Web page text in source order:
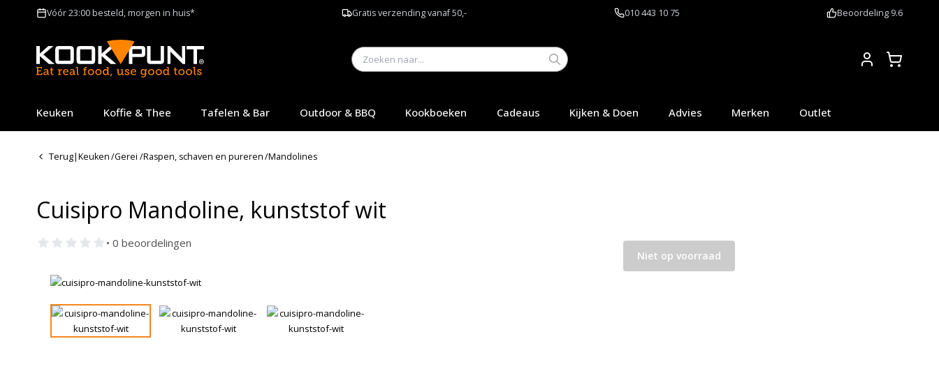
Vóór 23:00 besteld, morgen in huis* Gratis verzending vanaf 50,- 010 443 10 75 Beoordeling 9.6
Keuken Koffie & Thee Tafelen & Bar Outdoor & BBQ Kookboeken Cadeaus Kijken & Doen Advies Merken Outlet
Terug|Keuken/Gerei /Raspen, schaven en pureren/Mandolines
Cuisipro Mandoline, kunststof wit
• 0 beoordelingen
Niet op voorraad